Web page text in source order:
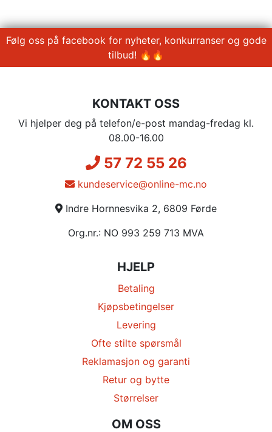
Følg oss på facebook for nyheter, konkurranser og gode
tilbud! 🔥🔥
KONTAKT OSS
Vi hjelper deg på telefon/e-post mandag-fredag kl.
08.00-16.00
57 72 55 26
kundeservice@online-mc.no
Indre Hornnesvika 2, 6809 Førde
Org.nr.: NO 993 259 713 MVA
HJELP
Betaling
Kjøpsbetingelser
Levering
Ofte stilte spørsmål
Reklamasjon og garanti
Retur og bytte
Størrelser
OM OSS